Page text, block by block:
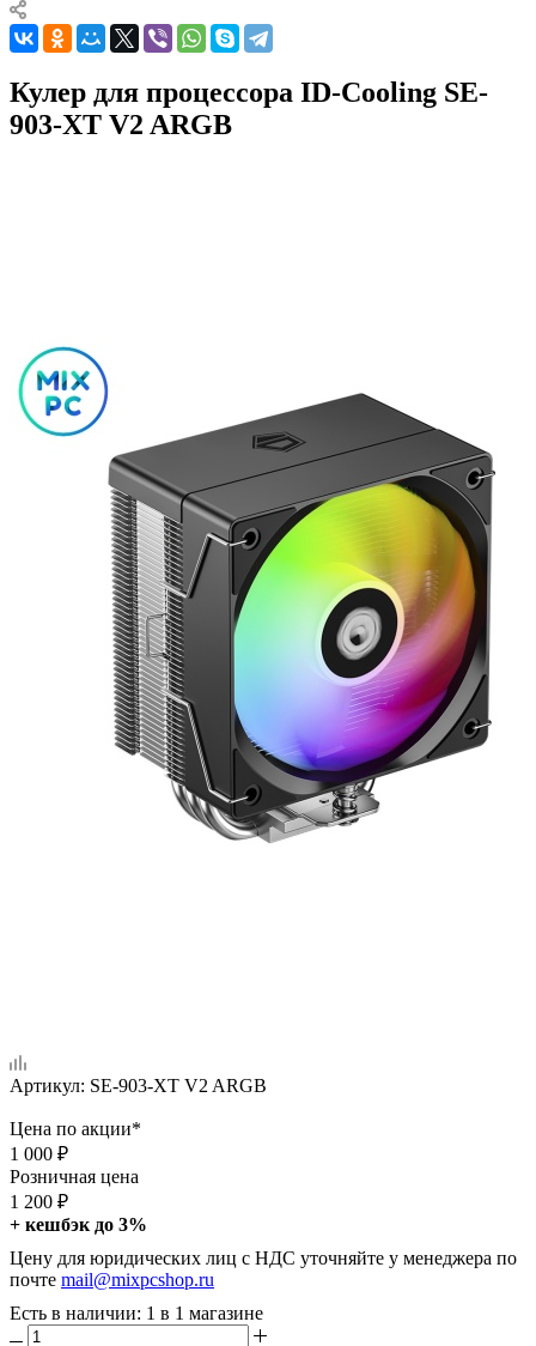
Кулер для процессора ID-Cooling SE-
903-XT V2 ARGB
Артикул: SE-903-XT V2 ARGB
Цена по акции*
1 000 ₽
Розничная цена
1 200 ₽
+ кешбэк до 3%
Цену для юридических лиц с НДС уточняйте у менеджера по
почте mail@mixpcshop.ru
Есть в наличии: 1 в 1 магазине